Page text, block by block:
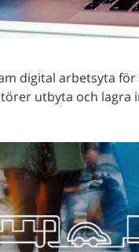
digital arbetsyta
utbyta och